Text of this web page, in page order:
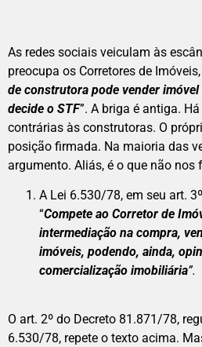
As redes sociais veiculam às
preocupa os Corretores de
de construtora pode vender
decide o STF”. A briga é antiga.
contrárias às construtoras. O
posição firmada. Na maioria das
argumento. Aliás, é o que não nos
A Lei 6.530/78, em seu art.
“Compete ao Corretor de
intermediação na compra,
imóveis, podendo, ainda,
comercialização imobiliária”.
O art. 2º do Decreto 81.871/78,
6.530/78, repete o texto acima.